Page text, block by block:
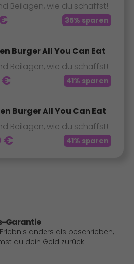
Beilagen, wie du schaffst!
35% sparen
Burger All You Can Eat
Beilagen, wie du schaffst!
€ 41% sparen
Burger All You Can Eat
Beilagen, wie du schaffst!
€ 41% sparen
Garantie
anders als beschrieben,
du dein Geld zurück!